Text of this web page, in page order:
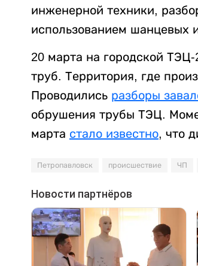
инженерной техники,
использованием шанцевых
20 марта на городской ТЭЦ-
труб. Территория, где
Проводились разборы
обрушения трубы ТЭЦ.
марта стало известно, что
Петропавловск происшествие ЧП